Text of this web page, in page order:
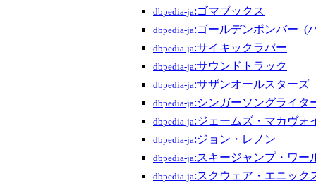
dbpedia-ja:ゴマブックス
dbpedia-ja:ゴールデンボンバー_(
dbpedia-ja:サイキックラバー
dbpedia-ja:サウンドトラック
dbpedia-ja:サザンオールスターズ
dbpedia-ja:シンガーソングライタ
dbpedia-ja:ジェームズ・マカヴォ
dbpedia-ja:ジョン・レノン
dbpedia-ja:スキージャンプ・ワー
dbpedia-ja:スクウェア・エニック